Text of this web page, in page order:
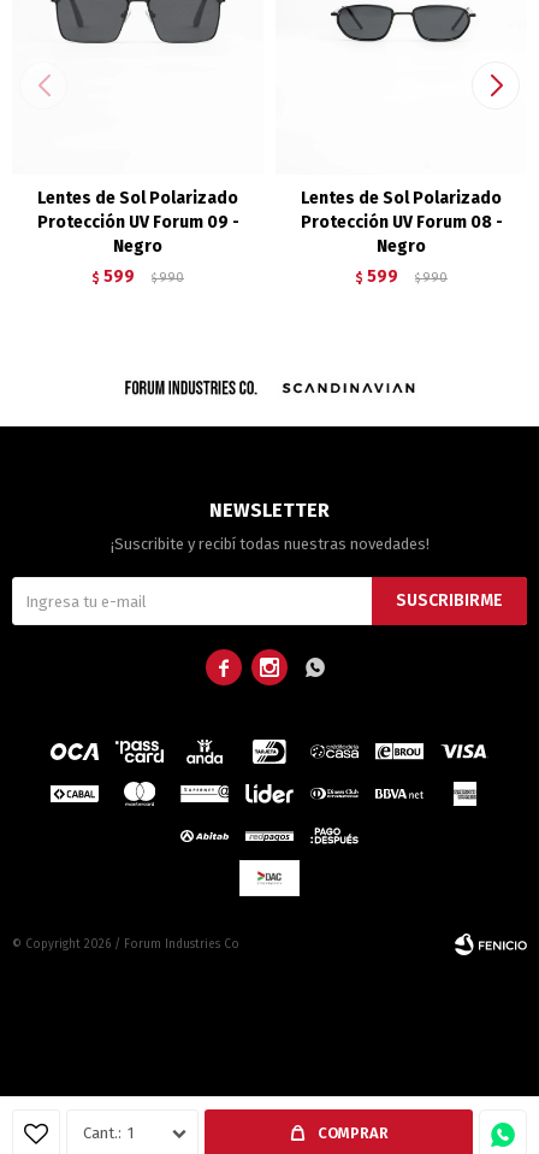
1 COMPRAR
Lentes de Sol Polarizado
Protección UV Forum 09 -
Negro
$ 599 $ 990
Lentes de Sol Polarizado
Protección UV Forum 08 -
Negro
$ 599 $ 990
NEWSLETTER
¡Suscribite y recibí todas nuestras novedades!
SUSCRIBIRME
  
© Copyright 2026 / Forum Industries Co
Fenicio